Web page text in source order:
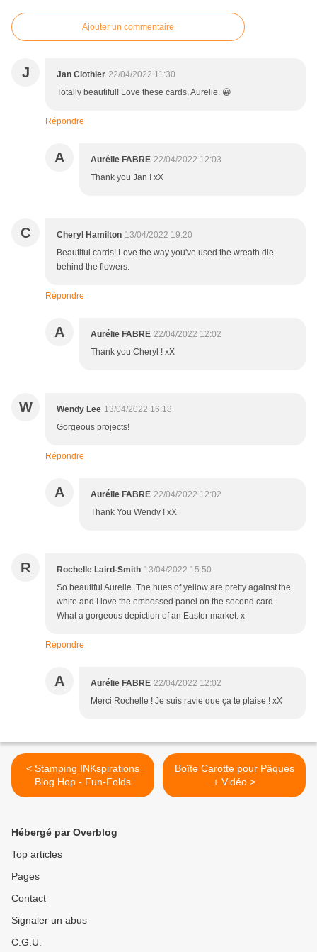
Ajouter un commentaire
J Jan Clothier 22/04/2022 11:30
Totally beautiful! Love these cards, Aurelie. 😀
Répondre
A Aurélie FABRE 22/04/2022 12:03
Thank you Jan ! xX
C Cheryl Hamilton 13/04/2022 19:20
Beautiful cards! Love the way you've used the wreath die
behind the flowers.
Répondre
A Aurélie FABRE 22/04/2022 12:02
Thank you Cheryl ! xX
W Wendy Lee 13/04/2022 16:18
Gorgeous projects!
Répondre
A Aurélie FABRE 22/04/2022 12:02
Thank You Wendy ! xX
R Rochelle Laird-Smith 13/04/2022 15:50
So beautiful Aurelie. The hues of yellow are pretty against the
white and I love the embossed panel on the second card.
What a gorgeous depiction of an Easter market. x
Répondre
A Aurélie FABRE 22/04/2022 12:02
Merci Rochelle ! Je suis ravie que ça te plaise ! xX
< Stamping INKspirations
Blog Hop - Fun-Folds
Boîte Carotte pour Pâques
+ Vidéo >
Hébergé par Overblog
Top articles
Pages
Contact
Signaler un abus
C.G.U.